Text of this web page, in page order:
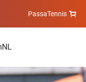
PassaTennis